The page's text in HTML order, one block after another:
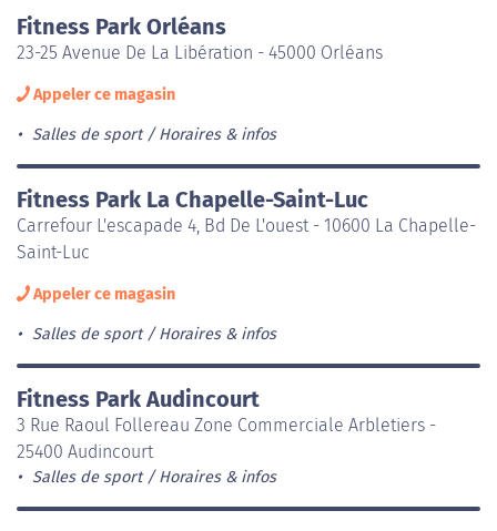
Fitness Park Orléans
23-25 Avenue De La Libération - 45000 Orléans
Appeler ce magasin
Salles de sport Horaires & infos
Fitness Park La Chapelle-Saint-Luc
Carrefour L'escapade 4, Bd De L'ouest - 10600 La Chapelle-
Saint-Luc
Appeler ce magasin
Salles de sport Horaires & infos
Fitness Park Audincourt
3 Rue Raoul Follereau Zone Commerciale Arbletiers -
25400 Audincourt
Salles de sport Horaires & infos